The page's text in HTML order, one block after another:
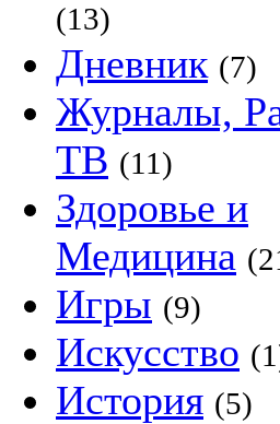
(13)
Дневник (7)
Журналы,
ТВ (11)
Здоровье и
Медицина
Игры (9)
Искусство
История (5)